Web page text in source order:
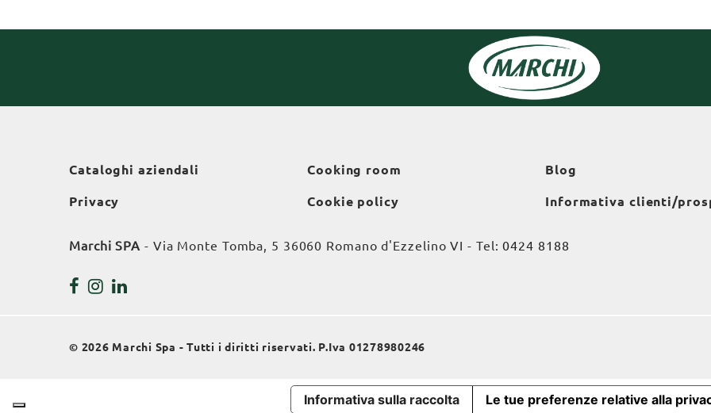
Cataloghi aziendali
Privacy
Cooking room
Cookie policy
Blog
Informativa clienti/
Marchi SPA - Via Monte Tomba, 5 36060 Romano d'Ezzelino VI - Tel:0424 8188
© 2026 Marchi Spa - Tutti i diritti riservati. P.Iva 01278980246
Informativa sulla raccolta Le tue preferenze relative alla